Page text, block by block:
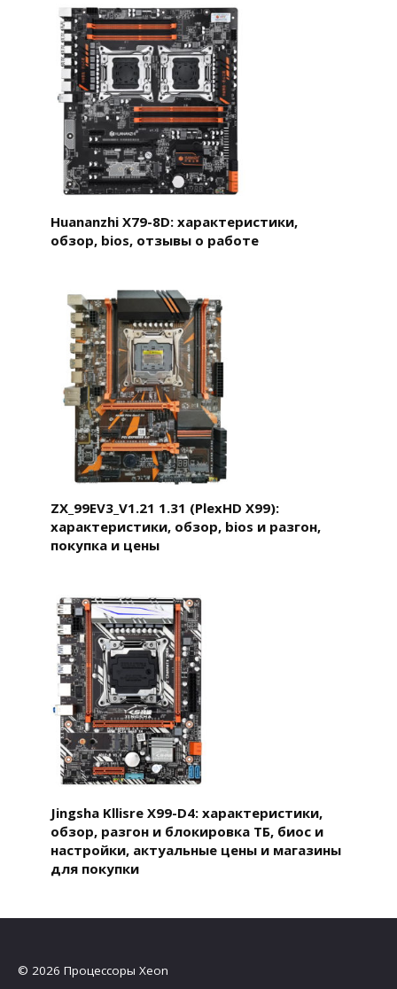
Huananzhi X79-8D: характеристики,
обзор, bios, отзывы о работе
ZX_99EV3_V1.21 1.31 (PlexHD X99):
характеристики, обзор, bios и разгон,
покупка и цены
Jingsha Kllisre X99-D4: характеристики,
обзор, разгон и блокировка ТБ, биос и
настройки, актуальные цены и магазины
для покупки
© 2026 Процессоры Xeon